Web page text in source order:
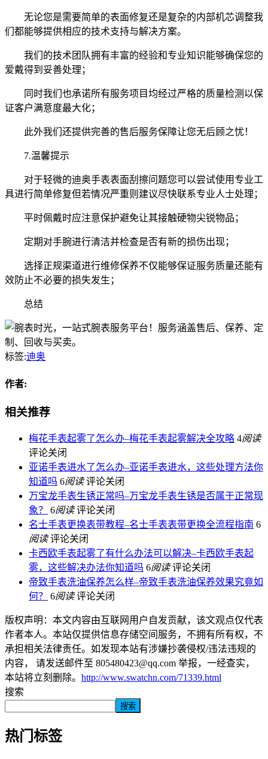
无论您是需要简单的表面修复还是复杂的内部机芯调整我
们都能够提供相应的技术支持与解决方案。
我们的技术团队拥有丰富的经验和专业知识能够确保您的
爱戴得到妥善处理；
同时我们也承诺所有服务项目均经过严格的质量检测以保
证客户满意度最大化；
此外我们还提供完善的售后服务保障让您无后顾之忧！
7.温馨提示
对于轻微的迪奥手表表面刮擦问题您可以尝试使用专业工
具进行简单修复但若情况严重则建议尽快联系专业人士处理；
平时佩戴时应注意保护避免让其接触硬物尖锐物品；
定期对手腕进行清洁并检查是否有新的损伤出现；
选择正规渠道进行维修保养不仅能够保证服务质量还能有
效防止不必要的损失发生；
总结
标签:迪奥
作者:
相关推荐
梅花手表起雾了怎么办–梅花手表起雾解决全攻略 4阅读
评论关闭
亚诺手表进水了怎么办–亚诺手表进水，这些处理方法你
知道吗 6阅读 评论关闭
万宝龙手表生锈正常吗–万宝龙手表生锈是否属于正常现
象？
6阅读 评论关闭
名士手表更换表带教程–名士手表表带更换全流程指南 6
阅读 评论关闭
卡西欧手表起雾了有什么办法可以解决–卡西欧手表起
雾，这些解决办法你知道吗 6阅读 评论关闭
帝致手表洗油保养怎么样–帝致手表洗油保养效果究竟如
何？
6阅读 评论关闭
版权声明：本文内容由互联网用户自发贡献，该文观点仅代表
作者本人。本站仅提供信息存储空间服务，不拥有所有权，不
承担相关法律责任。如发现本站有涉嫌抄袭侵权/违法违规的
内容， 请发送邮件至 805480423@qq.com 举报，一经查实，
本站将立刻删除。 http://www.swatchn.com/71339.html
搜索
搜索
热门标签